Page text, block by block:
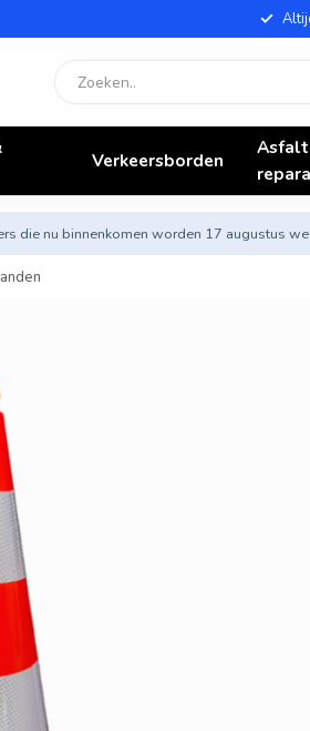
Verkeersborden
Asfalt
die nu binnenkomen worden 17 augustus